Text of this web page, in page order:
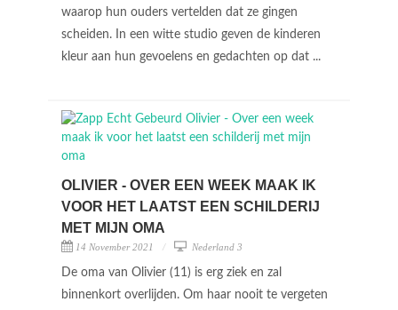
waarop hun ouders vertelden dat ze gingen
scheiden. In een witte studio geven de kinderen
kleur aan hun gevoelens en gedachten op dat ...
OLIVIER - OVER EEN WEEK MAAK IK
VOOR HET LAATST EEN SCHILDERIJ
MET MIJN OMA
14 November 2021 Nederland 3
De oma van Olivier (11) is erg ziek en zal
binnenkort overlijden. Om haar nooit te vergeten